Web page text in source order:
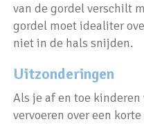
van de gordel verschilt
gordel moet idealiter
niet in de hals snijden.
Uitzonderingen
Als je af en toe
vervoeren over een